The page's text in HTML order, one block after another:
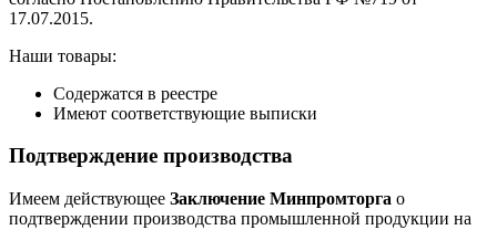
17.07.2015.
Наши товары:
Содержатся в реестре
Имеют соответствующие выписки
Подтверждение производства
Имеем действующее Заключение Минпромторга о
подтверждении производства промышленной продукции на